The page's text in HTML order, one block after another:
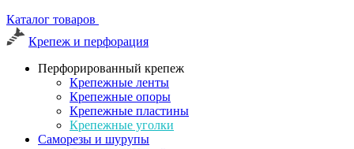
Каталог товаров
Крепеж и перфорация
Перфорированный крепеж
Крепежные ленты
Крепежные опоры
Крепежные пластины
Крепежные уголки
Саморезы и шурупы